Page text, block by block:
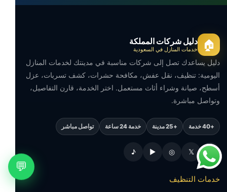
💬
🏠 دليل شركات المملكة
خدمات المنازل في السعودية
دليل يساعدك تصل إلى شركات مناسبة في مدينتك لخدمات المنازل
اليومية: تنظيف، نقل عفش، مكافحة حشرات، كشف تسربات، عزل
أسطح، صيانة وشراء أثاث مستعمل. اختر الخدمة، قارن التفاصيل،
وتواصل مباشرة.
+40 خدمة +25 مدينة خدمة 24 ساعة تواصل مباشر
𝕏
◎
▶
♪
خدمات التنظيف